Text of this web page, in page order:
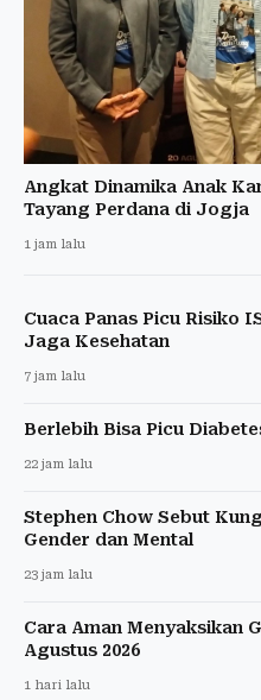
Angkat Dinamika Anak
Tayang Perdana di Jogja
1 jam lalu
Cuaca Panas Picu Risiko
Jaga Kesehatan
7 jam lalu
Berlebih Bisa Picu
22 jam lalu
Stephen Chow Sebut
Gender dan Mental
23 jam lalu
Cara Aman Menyaksikan
Agustus 2026
1 hari lalu